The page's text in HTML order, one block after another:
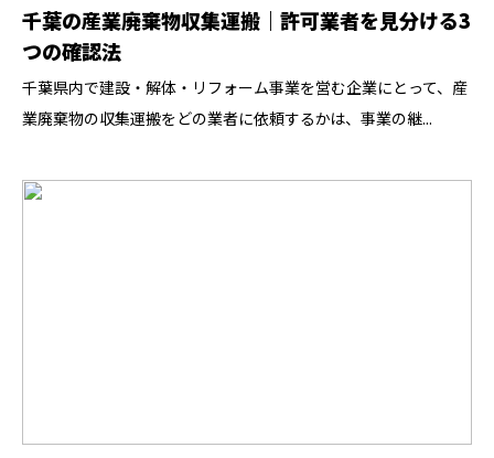
千葉の産業廃棄物収集運搬｜許可業者を見分ける3
つの確認法
千葉県内で建設・解体・リフォーム事業を営む企業にとって、産
業廃棄物の収集運搬をどの業者に依頼するかは、事業の継...